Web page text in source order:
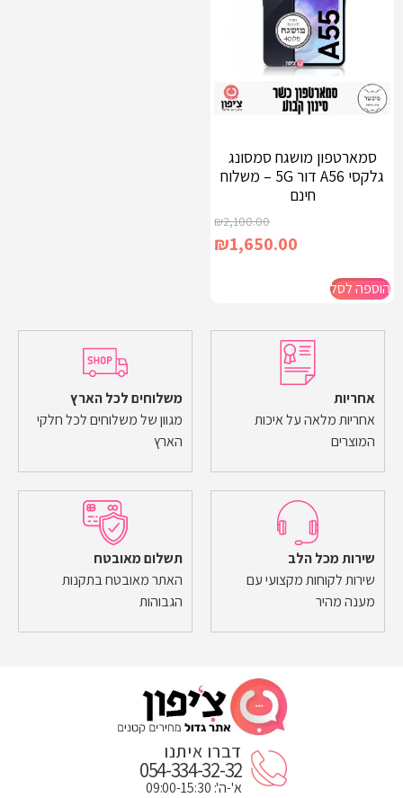
סמארטפון מושגח סמסונג
גלקסי A56 דור 5G – משלוח
חינם
₪2,100.00
₪1,650.00
הוספה לסל
אחריות
אחריות מלאה על איכות
המוצרים
משלוחים לכל הארץ
מגוון של משלוחים לכל חלקי
הארץ
שירות מכל הלב
שירות לקוחות מקצועי עם
מענה מהיר
תשלום מאובטח
האתר מאובטח בתקנות
הגבוהות
דברו איתנו
054-334-32-32
א'-ה': 09:00-15:30